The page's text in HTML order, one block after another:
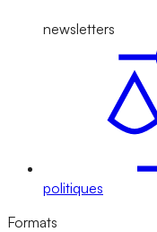
newsletters
politiques
Formats